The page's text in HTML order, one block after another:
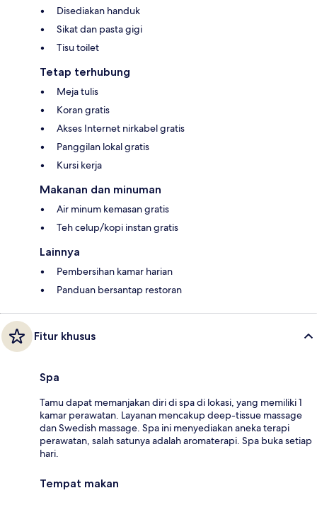
Disediakan handuk
Sikat dan pasta gigi
Tisu toilet
Tetap terhubung
Meja tulis
Koran gratis
Akses Internet nirkabel gratis
Panggilan lokal gratis
Kursi kerja
Makanan dan minuman
Air minum kemasan gratis
Teh celup/kopi instan gratis
Lainnya
Pembersihan kamar harian
Panduan bersantap restoran
Fitur khusus
Spa
Tamu dapat memanjakan diri di spa di lokasi, yang memiliki 1
kamar perawatan. Layanan mencakup deep-tissue massage
dan Swedish massage. Spa ini menyediakan aneka terapi
perawatan, salah satunya adalah aromaterapi. Spa buka setiap
hari.
Tempat makan